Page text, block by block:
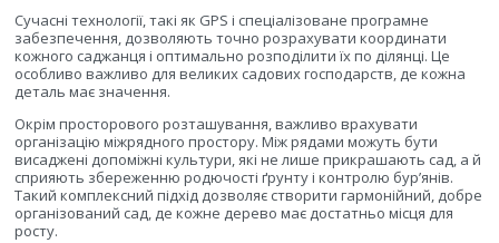
Сучасні технології, такі як GPS і спеціалізоване програмне
забезпечення, дозволяють точно розрахувати координати
кожного саджанця і оптимально розподілити їх по ділянці. Це
особливо важливо для великих садових господарств, де кожна
деталь має значення.
Окрім просторового розташування, важливо врахувати
організацію міжрядного простору. Між рядами можуть бути
висаджені допоміжні культури, які не лише прикрашають сад, а й
сприяють збереженню родючості ґрунту і контролю бур’янів.
Такий комплексний підхід дозволяє створити гармонійний, добре
організований сад, де кожне дерево має достатньо місця для
росту.